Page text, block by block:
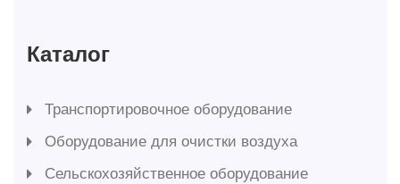
Каталог
Транспортировочное оборудование
Оборудование для очистки воздуха
Сельскохозяйственное оборудование